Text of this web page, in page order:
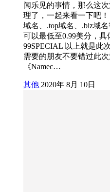
闻乐见的事情，那么这
理了，一起来看一下吧！
域名、.top域名、.biz域
可以最低至0.99美分，具
99SPECIAL 以上就是此
需要的朋友不要错过此
《Namec…
其他 2020年 8月 10日